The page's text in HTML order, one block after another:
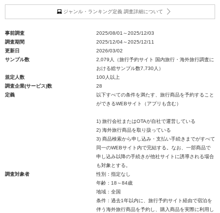
ジャンル・ランキング定義 調査詳細について
事前調査
2025/08/01～2025/12/03
調査期間
2025/12/04～2025/12/11
更新日
2026/03/02
サンプル数
2,079人（旅行予約サイト 国内旅行・海外旅行調査に
おける総サンプル数7,730人）
規定人数
100人以上
調査企業(サービス)数
28
定義
以下すべての条件を満たす、旅行商品を予約すること
ができるWEBサイト（アプリも含む）
1) 旅行会社またはOTAが自社で運営している
2) 海外旅行商品を取り扱っている
3) 商品検索から申し込み・支払い手続きまでがすべて
同一のWEBサイト内で完結する。なお、一部商品で
申し込み以降の手続きが他社サイトに誘導される場合
も対象とする。
調査対象者
性別：指定なし
年齢：18～84歳
地域：全国
条件：過去1年以内に、旅行予約サイト経由で宿泊を
伴う海外旅行商品を予約し、購入商品を実際に利用し